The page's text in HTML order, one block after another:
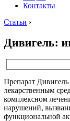
Контакты
Статьи ›
Дивигель:
Препарат Дивигель
лекарственным
комплексном
нарушений,
функциональной